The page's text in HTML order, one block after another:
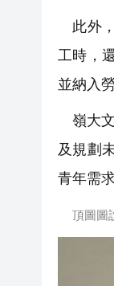
此外，
工時，
並納入
嶺大文
及規劃
青年需求
頂圖圖